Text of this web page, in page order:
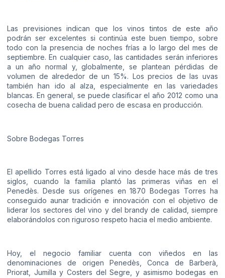
Las previsiones indican que los vinos tintos de este año
podrán ser excelentes si continúa este buen tiempo, sobre
todo con la presencia de noches frías a lo largo del mes de
septiembre. En cualquier caso, las cantidades serán inferiores
a un año normal y, globalmente, se plantean pérdidas de
volumen de alrededor de un 15%. Los precios de las uvas
también han ido al alza, especialmente en las variedades
blancas. En general, se puede clasificar el año 2012 como una
cosecha de buena calidad pero de escasa en producción.
Sobre Bodegas Torres
El apellido Torres está ligado al vino desde hace más de tres
siglos, cuando la familia plantó las primeras viñas en el
Penedès. Desde sus orígenes en 1870 Bodegas Torres ha
conseguido aunar tradición e innovación con el objetivo de
liderar los sectores del vino y del brandy de calidad, siempre
elaborándolos con riguroso respeto hacia el medio ambiente.
Hoy, el negocio familiar cuenta con viñedos en las
denominaciones de origen Penedès, Conca de Barberà,
Priorat, Jumilla y Costers del Segre, y asimismo bodegas en